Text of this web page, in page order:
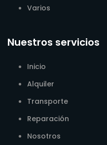
Varios
Nuestros servicios
Inicio
Alquiler
Transporte
Reparación
Nosotros